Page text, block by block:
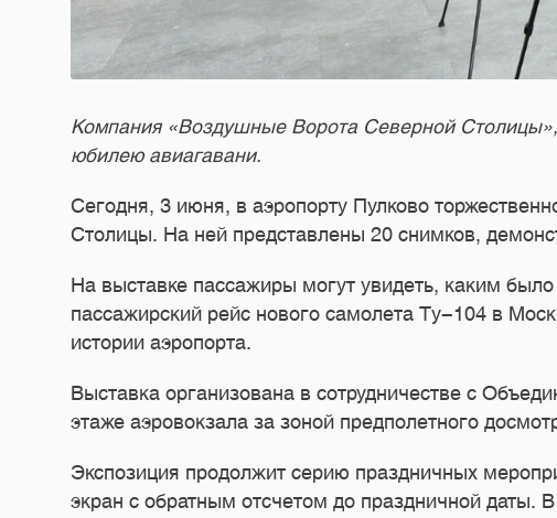
Компания «Воздушные Ворота Северной
юбилею авиагавани.
Сегодня, 3 июня, в аэропорту Пулково
Столицы. На ней представлены 20 снимков,
На выставке пассажиры могут увидеть, каким
пассажирский рейс нового самолета Ту-104 в
истории аэропорта.
Выставка организована в сотрудничестве с
этаже аэровокзала за зоной предполетного
Экспозиция продолжит серию праздничных
экран с обратным отсчетом до праздничной даты.